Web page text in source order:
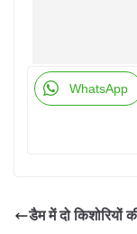
WhatsApp
डैम में दो